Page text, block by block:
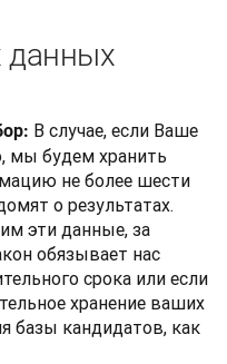
данных
В случае, если Ваше
мы будем хранить
не более шести
о результатах.
эти данные, за
обязывает нас
срока или если
хранение ваших
базы кандидатов, как